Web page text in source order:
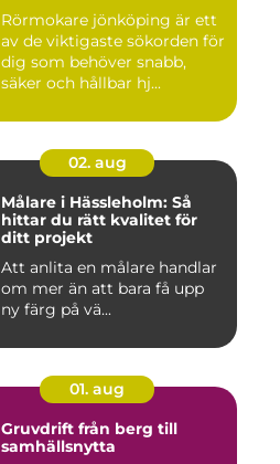
Rörmokare jönköping är ett
av de viktigaste sökorden för
dig som behöver snabb,
säker och hållbar hj...
02. aug
Målare i Hässleholm: Så
hittar du rätt kvalitet för
ditt projekt
Att anlita en målare handlar
om mer än att bara få upp
ny färg på vä...
01. aug
Gruvdrift från berg till
samhällsnytta